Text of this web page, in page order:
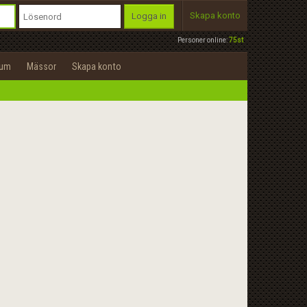
Personer online:75st
Logga in Skapa konto
Mässor Skapa konto